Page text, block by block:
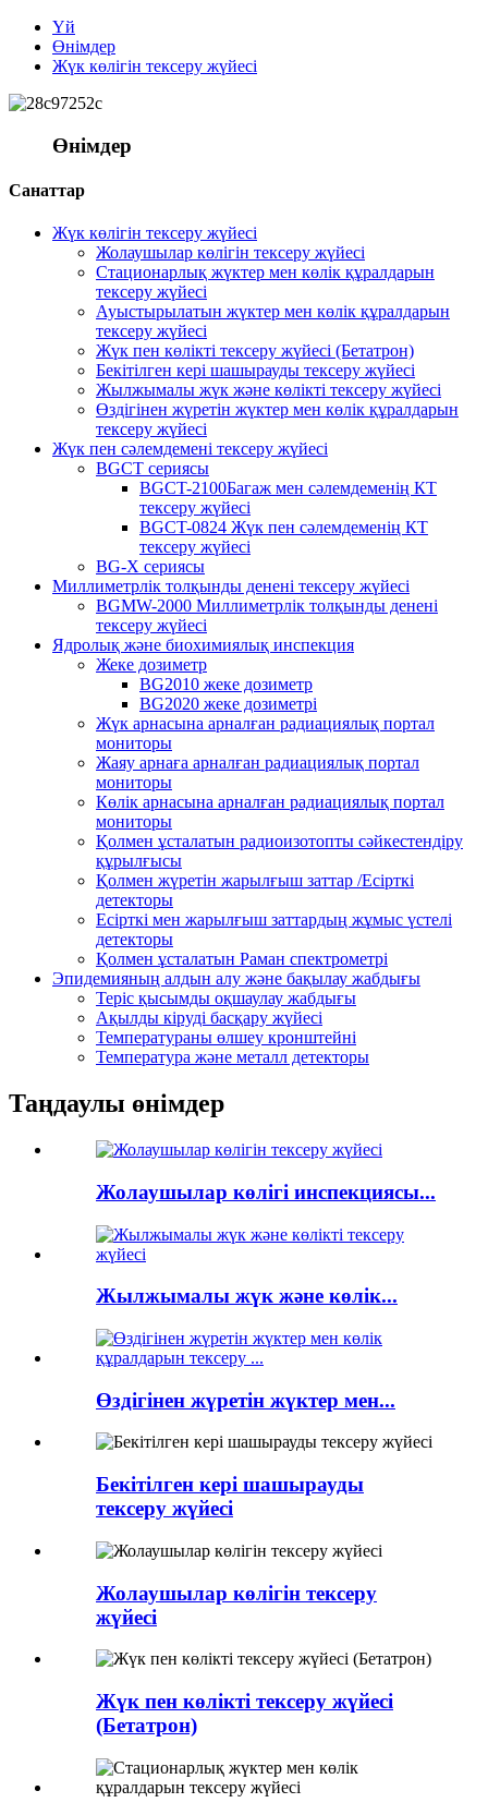
Үй
Өнімдер
Жүк көлігін тексеру жүйесі
Өнімдер
Санаттар
Жүк көлігін тексеру жүйесі
Жолаушылар көлігін тексеру жүйесі
Стационарлық жүктер мен көлік құралдарын
тексеру жүйесі
Ауыстырылатын жүктер мен көлік құралдарын
тексеру жүйесі
Жүк пен көлікті тексеру жүйесі (Бетатрон)
Бекітілген кері шашырауды тексеру жүйесі
Жылжымалы жүк және көлікті тексеру жүйесі
Өздігінен жүретін жүктер мен көлік құралдарын
тексеру жүйесі
Жүк пен сәлемдемені тексеру жүйесі
BGCT сериясы
BGCT-2100Багаж мен сәлемдеменің КТ
тексеру жүйесі
BGCT-0824 Жүк пен сәлемдеменің КТ
тексеру жүйесі
BG-X сериясы
Миллиметрлік толқынды денені тексеру жүйесі
BGMW-2000 Миллиметрлік толқынды денені
тексеру жүйесі
Ядролық және биохимиялық инспекция
Жеке дозиметр
BG2010 жеке дозиметр
BG2020 жеке дозиметрі
Жүк арнасына арналған радиациялық портал
мониторы
Жаяу арнаға арналған радиациялық портал
мониторы
Көлік арнасына арналған радиациялық портал
мониторы
Қолмен ұсталатын радиоизотопты сәйкестендіру
құрылғысы
Қолмен жүретін жарылғыш заттар /Есірткі
детекторы
Есірткі мен жарылғыш заттардың жұмыс үстелі
детекторы
Қолмен ұсталатын Раман спектрометрі
Эпидемияның алдын алу және бақылау жабдығы
Теріс қысымды оқшаулау жабдығы
Ақылды кіруді басқару жүйесі
Температураны өлшеу кронштейні
Температура және металл детекторы
Таңдаулы өнімдер
Жолаушылар көлігі инспекциясы...
Жылжымалы жүк және көлік...
Өздігінен жүретін жүктер мен...
Бекітілген кері шашырауды
тексеру жүйесі
Жолаушылар көлігін тексеру
жүйесі
Жүк пен көлікті тексеру жүйесі
(Бетатрон)